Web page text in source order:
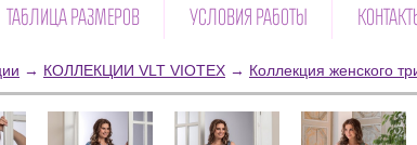
ТАБЛИЦА РАЗМЕРОВ УСЛОВИЯ РАБОТЫ
→ КОЛЛЕКЦИИ VLT VIOTEX → Коллекция женского